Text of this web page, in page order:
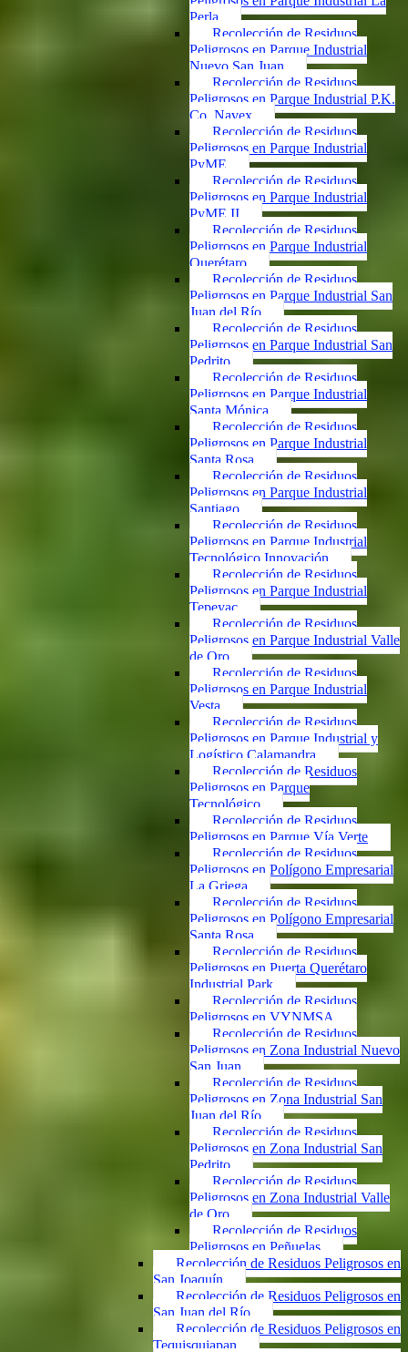
Perla
Recolección de Residuos
Peligrosos en Parque Industrial
Nuevo San Juan
Recolección de Residuos
Peligrosos en Parque Industrial P.K.
Co. Navex
Recolección de Residuos
Peligrosos en Parque Industrial
PyME
Recolección de Residuos
Peligrosos en Parque Industrial
PyME II
Recolección de Residuos
Peligrosos en Parque Industrial
Querétaro
Recolección de Residuos
Peligrosos en Parque Industrial San
Juan del Río
Recolección de Residuos
Peligrosos en Parque Industrial San
Pedrito
Recolección de Residuos
Peligrosos en Parque Industrial
Santa Mónica
Recolección de Residuos
Peligrosos en Parque Industrial
Santa Rosa
Recolección de Residuos
Peligrosos en Parque Industrial
Santiago
Recolección de Residuos
Peligrosos en Parque Industrial
Tecnológico Innovación
Recolección de Residuos
Peligrosos en Parque Industrial
Tepeyac
Recolección de Residuos
Peligrosos en Parque Industrial Valle
de Oro
Recolección de Residuos
Peligrosos en Parque Industrial
Vesta
Recolección de Residuos
Peligrosos en Parque Industrial y
Logístico Calamandra
Recolección de Residuos
Peligrosos en Parque
Tecnológico
Recolección de Residuos
Peligrosos en Parque Vía Verte
Recolección de Residuos
Peligrosos en Polígono Empresarial
La Griega
Recolección de Residuos
Peligrosos en Polígono Empresarial
Santa Rosa
Recolección de Residuos
Peligrosos en Puerta Querétaro
Industrial Park
Recolección de Residuos
Peligrosos en VYNMSA
Recolección de Residuos
Peligrosos en Zona Industrial Nuevo
San Juan
Recolección de Residuos
Peligrosos en Zona Industrial San
Juan del Río
Recolección de Residuos
Peligrosos en Zona Industrial San
Pedrito
Recolección de Residuos
Peligrosos en Zona Industrial Valle
de Oro
Recolección de Residuos
Peligrosos en Peñuelas
Recolección de Residuos Peligrosos en
San Joaquín
Recolección de Residuos Peligrosos en
San Juan del Río
Recolección de Residuos Peligrosos en
Tequisquiapan